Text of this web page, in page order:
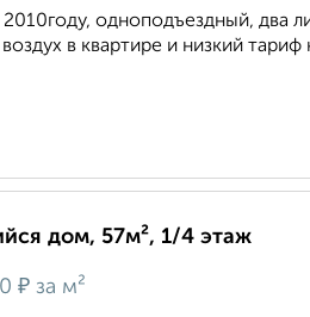
одноподъездный, два
в квартире и низкий тариф
дом, 57м², 1/4 этаж
₽ за м²